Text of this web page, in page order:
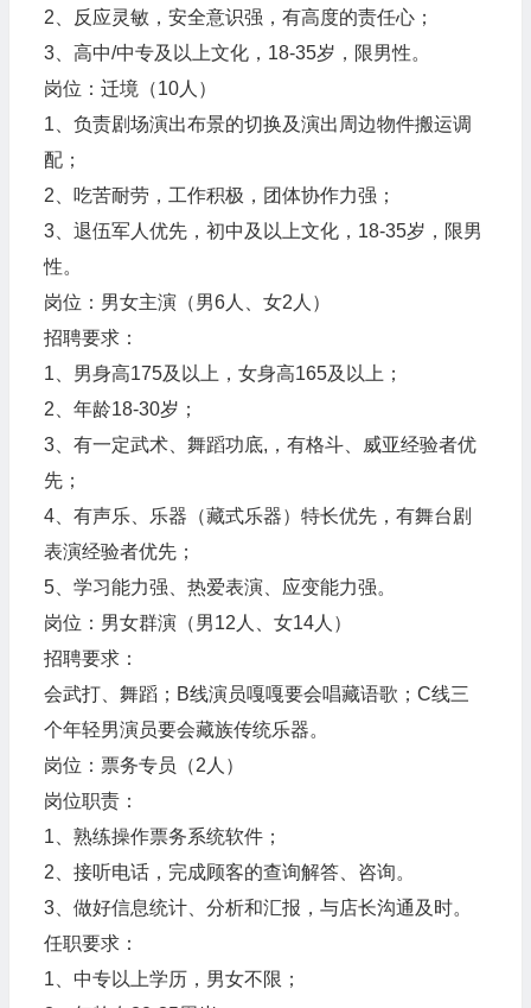
2、反应灵敏，安全意识强，有高度的责任心；
3、高中/中专及以上文化，18-35岁，限男性。
岗位：迁境（10人）
1、负责剧场演出布景的切换及演出周边物件搬运调
配；
2、吃苦耐劳，工作积极，团体协作力强；
3、退伍军人优先，初中及以上文化，18-35岁，限男
性。
岗位：男女主演（男6人、女2人）
招聘要求：
1、男身高175及以上，女身高165及以上；
2、年龄18-30岁；
3、有一定武术、舞蹈功底,，有格斗、威亚经验者优
先；
4、有声乐、乐器（藏式乐器）特长优先，有舞台剧
表演经验者优先；
5、学习能力强、热爱表演、应变能力强。
岗位：男女群演（男12人、女14人）
招聘要求：
会武打、舞蹈；B线演员嘎嘎要会唱藏语歌；C线三
个年轻男演员要会藏族传统乐器。
岗位：票务专员（2人）
岗位职责：
1、熟练操作票务系统软件；
2、接听电话，完成顾客的查询解答、咨询。
3、做好信息统计、分析和汇报，与店长沟通及时。
任职要求：
1、中专以上学历，男女不限；